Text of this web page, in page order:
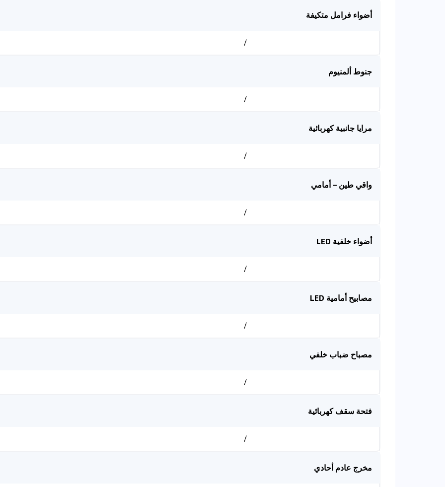
أضواء فرامل متكيفة
/
جنوط ألمنيوم
/
مرايا جانبية كهربائية
/
واقي طين – أمامي
/
أضواء خلفية LED
/
مصابيح أمامية LED
/
مصباح ضباب خلفي
/
فتحة سقف كهربائية
/
مخرج عادم أحادي